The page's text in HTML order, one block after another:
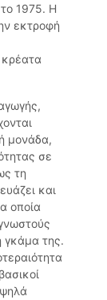
1975. Η
εκτροφή
μονάδα,
σε
τη
και
οποία
γκάμα της.